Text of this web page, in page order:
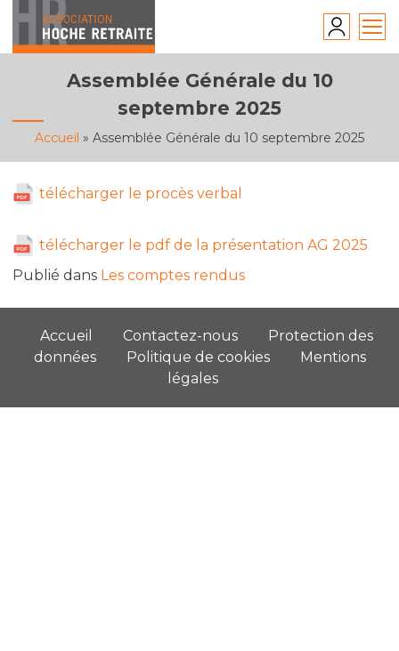
Skip
content
Assemblée Générale du 10
septembre 2025
Accueil » Assemblée Générale du 10 septembre 2025
télécharger le procès verbal
télécharger le pdf de la présentation AG 2025
Publié dans Les comptes rendus
Accueil Contactez-nous
Protection des
données
Politique de cookies
Mentions
légales